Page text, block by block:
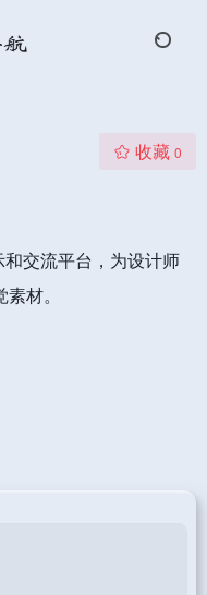
收藏 0
交流平台，为设计师
材。